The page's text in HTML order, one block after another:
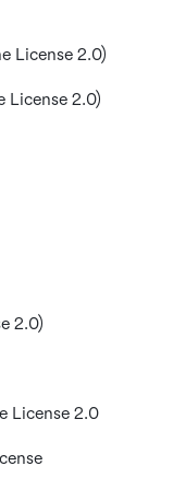
License 2.0)
License 2.0)
2.0)
License 2.0